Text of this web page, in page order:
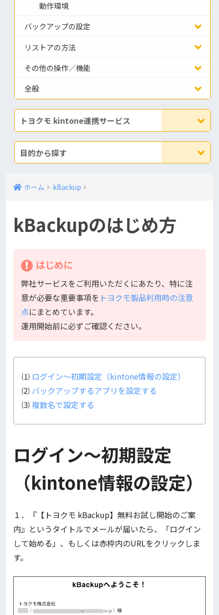
動作環境
バックアップの設定
リストアの方法
その他の操作／機能
全般
トヨクモ kintone連携サービス
目的から探す
ホーム kBackup
kBackupのはじめ方
はじめに
弊社サービスをご利用いただくにあたり、特に注
意が必要な重要事項を トヨクモ製品利用時の注意
点にまとめています。
運用開始前に必ずご確認ください。
⑴ ログイン～初期設定（kintone情報の設定）
⑵ バックアップするアプリを設定する
⑶ 複数名で設定する
ログイン～初期設定
（kintone情報の設定）
１．『【トヨクモ kBackup】無料お試し開始のご案
内』というタイトルでメールが届いたら、「ログイン
して始める」、もしくは赤枠内のURLをクリックしま
す。